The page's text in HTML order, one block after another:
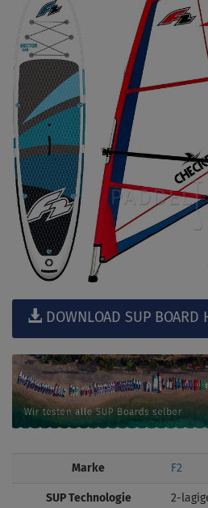
DOWNLOAD SUP BOARD
Marke F2
SUP Technologie 2-